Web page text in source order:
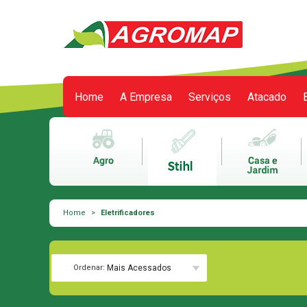
Home A Empresa Serviços Atacado
Home > Eletrificadores
Ordenar: Mais Acessados